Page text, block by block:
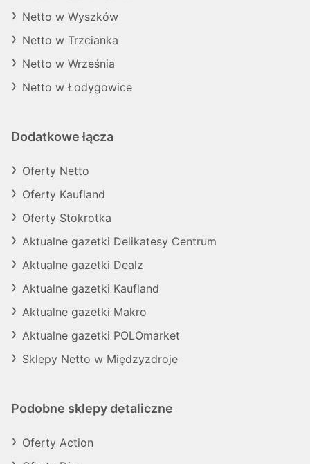
Netto w Wyszków
Netto w Trzcianka
Netto w Września
Netto w Łodygowice
Dodatkowe łącza
Oferty Netto
Oferty Kaufland
Oferty Stokrotka
Aktualne gazetki Delikatesy Centrum
Aktualne gazetki Dealz
Aktualne gazetki Kaufland
Aktualne gazetki Makro
Aktualne gazetki POLOmarket
Sklepy Netto w Międzyzdroje
Podobne sklepy detaliczne
Oferty Action